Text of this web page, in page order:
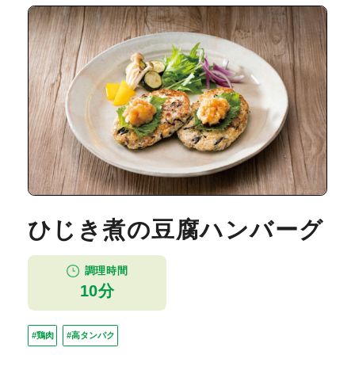
ひじき煮の豆腐ハンバーグ
調理時間
10分
#鶏肉 #高タンパク